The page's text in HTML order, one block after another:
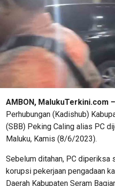
AMBON, MalukuTerkini.com –
Perhubungan (Kadishub)
(SBB) Peking Caling alias PC
Maluku, Kamis (8/6/2023).
Sebelum ditahan, PC diperiksa
korupsi pekerjaan pengadaan
Daerah Kabupaten Seram